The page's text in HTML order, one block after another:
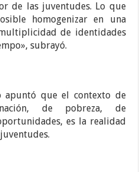
de las juventudes. Lo que
homogenizar en una
de identidades
subrayó.
apuntó que el contexto de
de pobreza, de
es la realidad